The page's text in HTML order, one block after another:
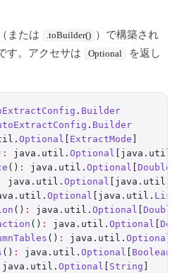
（または .toBuilder() ）で構築され
す。アクセサは
Optional
を返し
. Builder
. Builder
Optional ExtractMode
: java.util. Optional [java.util.
() : java.util. Optional Double
java.util. Optional [java.util.
Optional [java.util. List
() : java.util. Optional Double
() : java.util. Optional
() : java.util. Optional
() : java.util. Optional Boolean
java.util. Optional String